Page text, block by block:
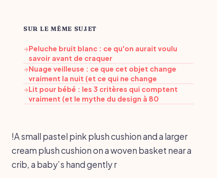
SUR LE MÊME SUJET
→Peluche bruit blanc : ce qu'on aurait voulu
savoir avant de craquer
→Nuage veilleuse : ce que cet objet change
vraiment la nuit (et ce qui ne change
→Lit pour bébé : les 3 critères qui comptent
vraiment (et le mythe du design à 80
!A small pastel pink plush cushion and a larger
cream plush cushion on a woven basket near a
crib, a baby’s hand gently r